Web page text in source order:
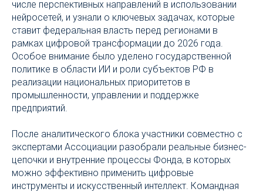
числе перспективных направлений в использовании
нейросетей, и узнали о ключевых задачах, которые
ставит федеральная власть перед регионами в
рамках цифровой трансформации до 2026 года.
Особое внимание было уделено государственной
политике в области ИИ и роли субъектов РФ в
реализации национальных приоритетов в
промышленности, управлении и поддержке
предприятий.
После аналитического блока участники совместно с
экспертами Ассоциации разобрали реальные бизнес-
цепочки и внутренние процессы Фонда, в которых
можно эффективно применить цифровые
инструменты и искусственный интеллект. Командная